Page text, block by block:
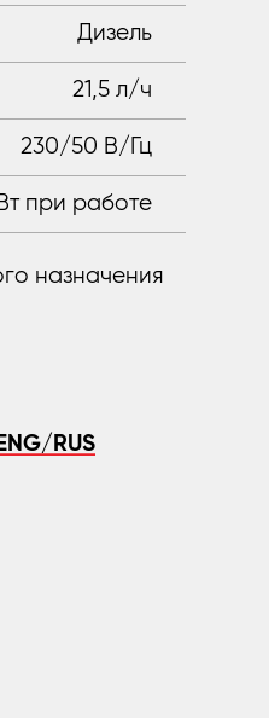
Дизель
21,5 л/ч
230/50 В/Гц
при работе
назначения
RUS